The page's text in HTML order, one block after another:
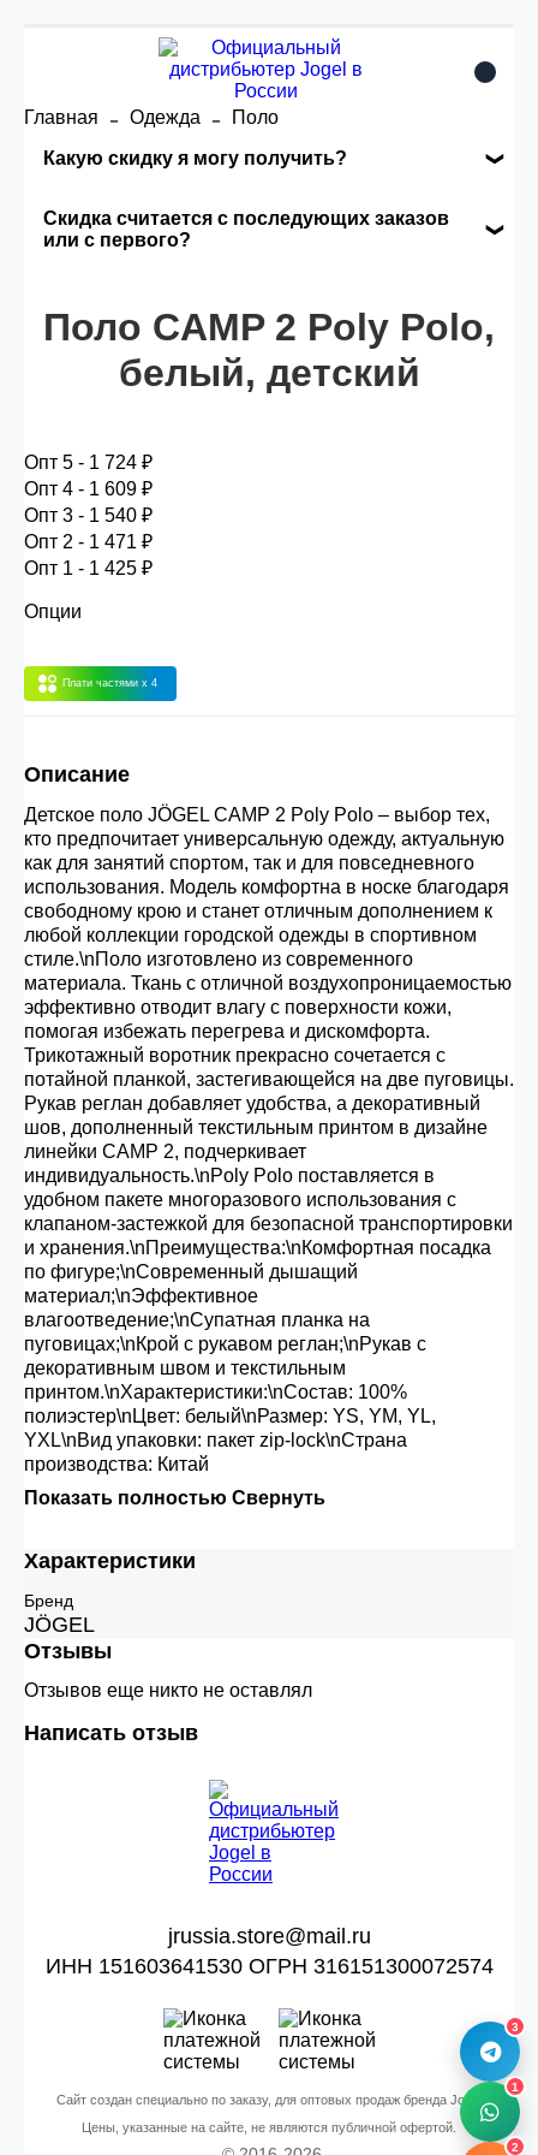
Главная Одежда
Поло
Какую скидку я могу получить?
заказа, общая сумма заказа считается по
розничной цене
Опт 4(30%) -
30.000 рублей.
Опт 1 (38%) -
сумма всех заказов за 6 месяцев -
400.000 рублей.
Скидка считается с последующих заказов
или с первого?
автоматически активизируется в корзине вашего
заказа.
Поло CAMP 2 Poly Polo,
белый, детский
Опт 5 - 1 724 ₽
Опт 4 - 1 609 ₽
Опт 3 - 1 540 ₽
Опт 2 - 1 471 ₽
Опт 1 - 1 425 ₽
Опции
Плати частями x 4
Описание
Детское поло JÖGEL CAMP 2 Poly Polo – выбор тех,
кто предпочитает универсальную одежду, актуальную
как для занятий спортом, так и для повседневного
использования. Модель комфортна в носке благодаря
свободному крою и станет отличным дополнением к
любой коллекции городской одежды в спортивном
стиле.\nПоло изготовлено из современного
материала. Ткань с отличной воздухопроницаемостью
эффективно отводит влагу с поверхности кожи,
помогая избежать перегрева и дискомфорта.
Трикотажный воротник прекрасно сочетается с
потайной планкой, застегивающейся на две пуговицы.
Рукав реглан добавляет удобства, а декоративный
шов, дополненный текстильным принтом в дизайне
линейки CAMP 2, подчеркивает
индивидуальность.\nPoly Polo поставляется в
удобном пакете многоразового использования с
клапаном-застежкой для безопасной транспортировки
и хранения.\nПреимущества:\nКомфортная посадка
по фигуре;\nСовременный дышащий
материал;\nЭффективное
влагоотведение;\nСупатная планка на
пуговицах;\nКрой с рукавом реглан;\nРукав с
декоративным швом и текстильным
принтом.\nХарактеристики:\nСостав: 100%
полиэстер\nЦвет: белый\nРазмер: YS, YM, YL,
YXL\nВид упаковки: пакет zip-lock\nСтрана
производства: Китай
Показать полностью Свернуть
Характеристики
Бренд
JÖGEL
Отзывы
Отзывов еще никто не оставлял
Написать отзыв
jrussia.store@mail.ru
ИНН 151603641530 ОГРН 316151300072574
Сайт создан специально по заказу, для оптовых продаж бренда Jogel
Цены, указанные на сайте, не являются публичной офертой.
3
1
2